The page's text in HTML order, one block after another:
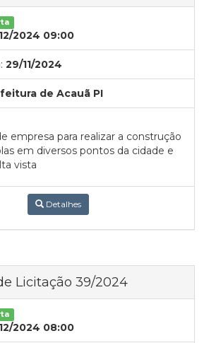
2024 09:00
29/11/2024
de Acauã PI
empresa para realizar a construção
em diversos pontos da cidade e
vista
Detalhes
Licitação 39/2024
2024 08:00